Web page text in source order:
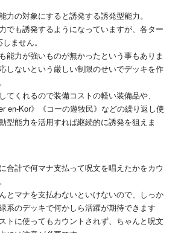
力の対象にすると誘発する誘発型能力。
でも誘発するようになっていますが、各ター
ません。
能力が強いものが無かったという事もありま
しないという厳しい制限のせいでデッキを作
てくれるので装備コストの軽い装備品や、
en-Kor》《コーの遊牧民》などの繰り返し使
型能力を活用すれば継続的に誘発を狙えま
合計で何マナ支払って呪文を唱えたかをカウ
とマナを支払わないといけないので、しっか
系のデッキで何かしら活躍が期待できます
トに使ってもカウントされず、ちゃんと呪文